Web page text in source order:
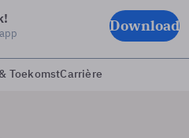
Download
ToekomstCarrière